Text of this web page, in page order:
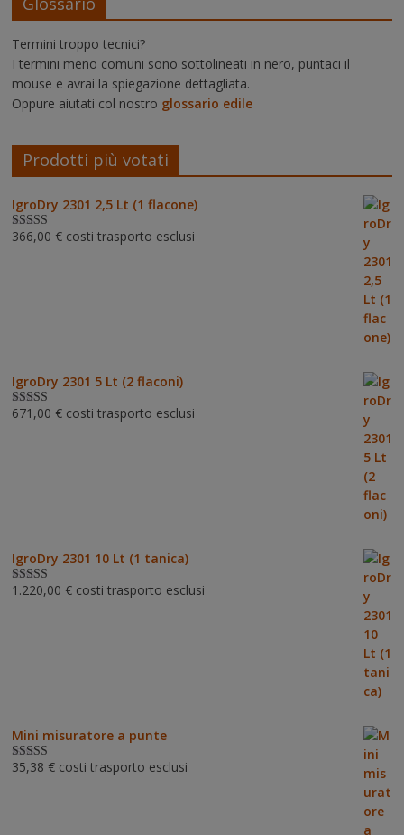
Termini troppo tecnici?
I termini meno comuni sono sottolineati in nero, puntaci il
mouse e avrai la spiegazione dettagliata.
Oppure aiutati col nostro glossario edile
Prodotti più votati
IgroDry 2301 2,5 Lt (1 flacone)
Valutato5.00
366,00 € costi trasporto esclusi
IgroDry 2301 5 Lt (2 flaconi)
Valutato5.00
671,00 € costi trasporto esclusi
IgroDry 2301 10 Lt (1 tanica)
Valutato5.00
1.220,00 € costi trasporto esclusi
Mini misuratore a punte
Valutat
35,38 € costi trasporto esclusi